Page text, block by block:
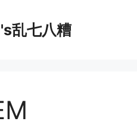
乱七八糟